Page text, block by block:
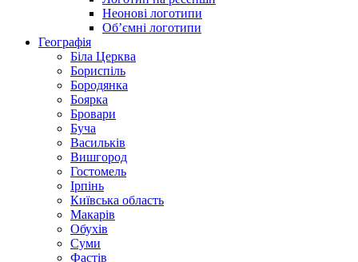
Неонові логотипи
Об’ємні логотипи
Географія
Біла Церква
Бориспіль
Бородянка
Боярка
Бровари
Буча
Васильків
Вишгород
Гостомель
Ірпінь
Київська область
Макарів
Обухів
Суми
Фастів